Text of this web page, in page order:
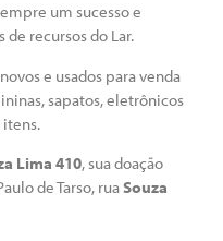
um sucesso e
recursos do Lar.
e usados para venda
sapatos, eletrônicos
Lima 410, sua doação
de Tarso, ruaSouza